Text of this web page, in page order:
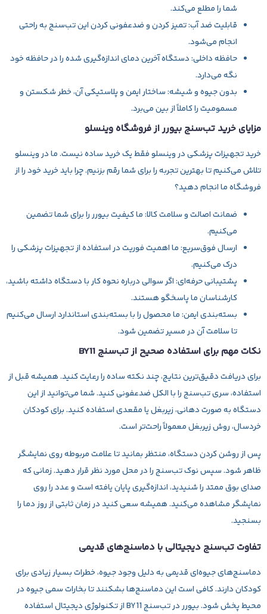
شما را مطلع می‌کند.
قابلیت ضد آب:تمیز کردن و ضدعفونی کردن این تب‌سنج به راحتی
انجام می‌شود.
حافظه داخلی:دستگاه آخرین دمای اندازه‌گیری شده را در حافظه خود
نگه می‌دارد.
بدون جیوه و شیشه:ساختار ایمن و پلاستیکی آن، خطر شکستن و
مسمومیت را کاملاً از بین می‌برد.
مزایای خرید تب‌سنج بیورر از فروشگاه وینسلو
خرید تجهیزات پزشکی در وینسلو فقط یک خرید ساده نیست. ما در وینسلو
تلاش می‌کنیم تا بهترین تجربه را برای شما رقم بزنیم. چرا باید خرید خود را از
فروشگاه ما انجام دهید؟
ضمانت اصالت و سلامت کالا:ما کیفیت بیورر را برای شما تضمین
می‌کنیم.
ارسال فوق‌سریع:ما اهمیت فوریت در استفاده از تجهیزات پزشکی را
درک می‌کنیم.
پشتیبانی حرفه‌ای:اگر سوالی درباره نحوه کار با دستگاه داشته باشید،
کارشناسان ما پاسخگو هستند.
بسته‌بندی ایمن:ما محصول را با بسته‌بندی استاندارد ارسال می‌کنیم
تا سلامت آن در مسیر تضمین شود.
نکات مهم برای استفاده صحیح از تب‌سنج BY11
برای دریافت دقیق‌ترین نتایج، چند نکته ساده را رعایت کنید. همیشه قبل از
استفاده، سری تب‌سنج را با الکل ضدعفونی کنید. شما می‌توانید از این
دستگاه به صورت دهانی، زیربغل یا مقعدی استفاده کنید. برای کودکان
خردسال، روش زیربغل معمولاً راحت‌تر است.
پس از روشن کردن دستگاه، منتظر بمانید تا علامت مربوطه روی نمایشگر
ظاهر شود. سپس نوک تب‌سنج را در محل مورد نظر قرار دهید. زمانی که
صدای بوق ممتد را شنیدید، اندازه‌گیری پایان یافته است و عدد را روی
نمایشگر مشاهده می‌کنید. همیشه سعی کنید در زمان ثابتی از روز دما را
بسنجید.
تفاوت تب‌سنج دیجیتالی با دماسنج‌های قدیمی
دماسنج‌های جیوه‌ای قدیمی به دلیل وجود جیوه، خطرات بسیار زیادی برای
کودکان دارند. کافی است این دماسنج‌ها بشکنند تا بخارات سمی جیوه در
محیط پخش شود. بیورر در تب‌سنج BY11 از تکنولوژی دیجیتال استفاده